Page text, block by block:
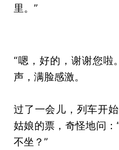
里。”
“嗯，好的，谢谢您啦
声，满脸感激。
过了一会儿，列车开
姑娘的票，奇怪地问
不坐？”